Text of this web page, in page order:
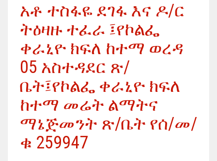
አቶ ተስፋዬ ደገፋ እና ዶ/ር
ትዕዛዙ ተፈራ ፤የኮልፌ
ቀራኒዮ ክፍለ ከተማ ወረዳ
05 አስተዳደር ጽ/
ቤት፤የኮልፌ ቀራኒዮ ክፍለ
ከተማ መሬት ልማትና
ማኔጅመንት ጽ/ቤት የሰ/መ/
ቁ 259947